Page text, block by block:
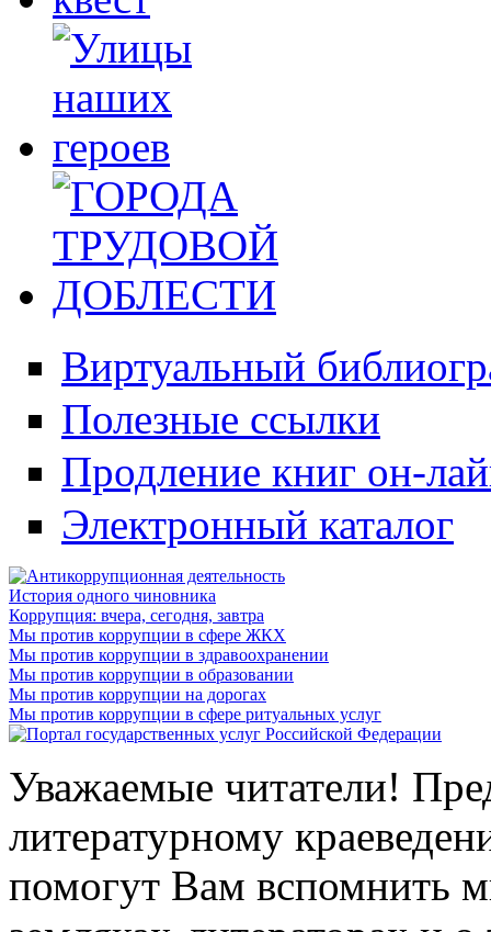
Виртуальный
Полезные ссылки
Продление книг он-
Электронный каталог
История одного чиновника
Коррупция: вчера, сегодня, завтра
Мы против коррупции в сфере ЖКХ
Мы против коррупции в здравоохранении
Мы против коррупции в образовании
Мы против коррупции на дорогах
Мы против коррупции в сфере ритуальных услуг
Уважаемые читатели!
литературному
помогут Вам вспомнить